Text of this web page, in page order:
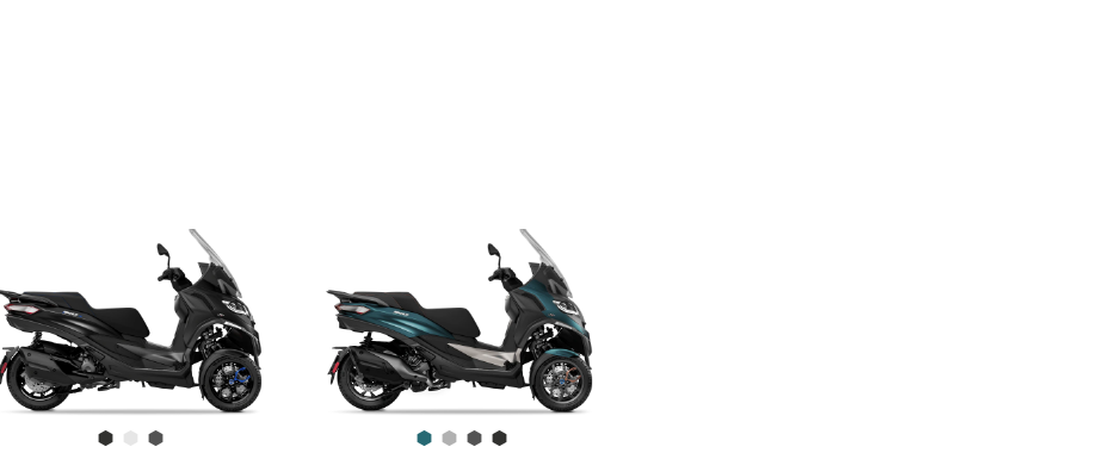
Negru Meteora
Alb Luna Blu Oxygen Matt
Grigio Mercurio
Gri Titanio-Mat